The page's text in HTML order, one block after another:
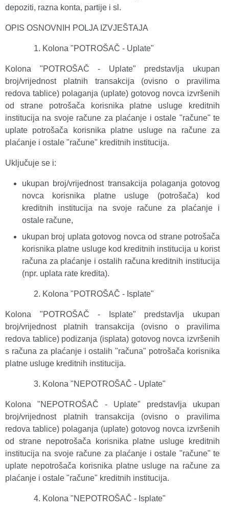
depoziti, razna konta, partije i sl.
OPIS OSNOVNIH POLJA IZVJEŠTAJA
Kolona "POTROŠAČ - Uplate"
Kolona "POTROŠAČ - Uplate" predstavlja ukupan
broj/vrijednost platnih transakcija (ovisno o pravilima
redova tablice) polaganja (uplate) gotovog novca izvršenih
od strane potrošača korisnika platne usluge kreditnih
institucija na svoje račune za plaćanje i ostale "račune" te
uplate potrošača korisnika platne usluge na račune za
plaćanje i ostale "račune" kreditnih institucija.
Uključuje se i:
ukupan broj/vrijednost transakcija polaganja gotovog
novca korisnika platne usluge (potrošača) kod
kreditnih institucija na svoje račune za plaćanje i
ostale račune,
ukupan broj uplata gotovog novca od strane potrošača
korisnika platne usluge kod kreditnih institucija u korist
računa za plaćanje i ostalih računa kreditnih institucija
(npr. uplata rate kredita).
Kolona "POTROŠAČ - Isplate"
Kolona "POTROŠAČ - Isplate" predstavlja ukupan
broj/vrijednost platnih transakcija (ovisno o pravilima
redova tablice) podizanja (isplata) gotovog novca izvršenih
s računa za plaćanje i ostalih "računa" potrošača korisnika
platne usluge kreditnih institucija.
Kolona "NEPOTROŠAČ - Uplate"
Kolona "NEPOTROŠAČ - Uplate" predstavlja ukupan
broj/vrijednost platnih transakcija (ovisno o pravilima
redova tablice) polaganja (uplate) gotovog novca izvršenih
od strane nepotrošača korisnika platne usluge kreditnih
institucija na svoje račune za plaćanje i ostale "račune" te
uplate nepotrošača korisnika platne usluge na račune za
plaćanje i ostale "račune" kreditnih institucija.
Kolona "NEPOTROŠAČ - Isplate"